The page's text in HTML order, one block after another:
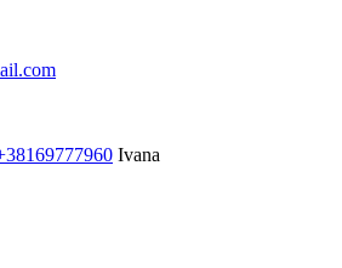
Ivana